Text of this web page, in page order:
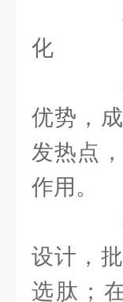
二
化
多
优势，
发热点
作用。
在
设计，
选肽；